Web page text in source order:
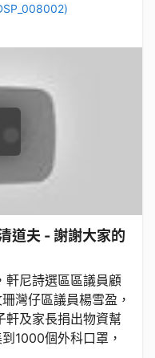
道夫 - 謝謝大家的
軒尼詩選區區議員顧
灣仔區議員楊雪盈，
軒及家長捐出物資幫
1000個外科口罩，